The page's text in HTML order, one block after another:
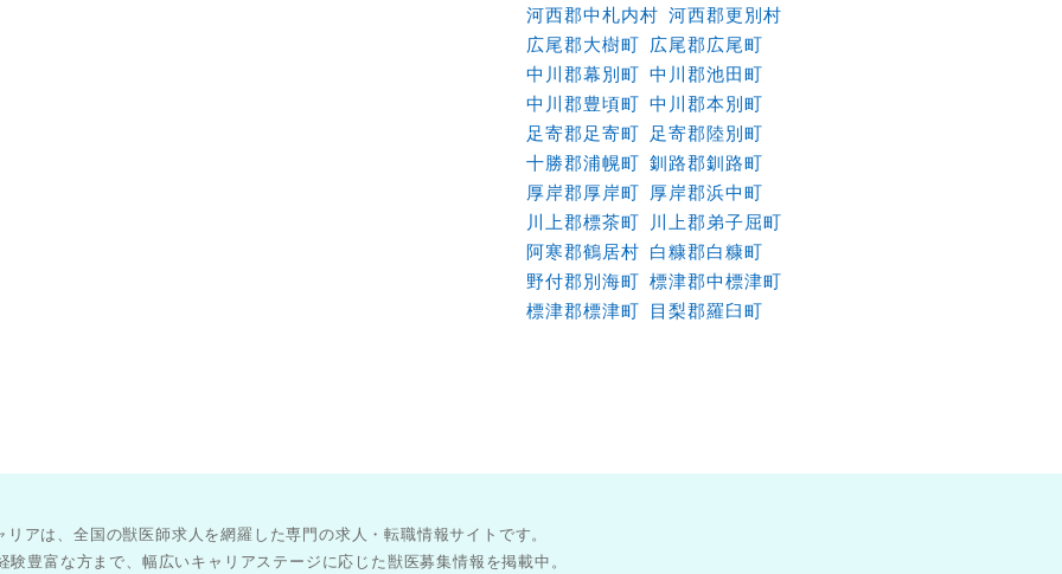
河西郡中札内村 河西郡更別村
広尾郡大樹町 広尾郡広尾町
中川郡幕別町 中川郡池田町
中川郡豊頃町 中川郡本別町
足寄郡足寄町
足寄郡陸別町
十勝郡浦幌町 釧路郡釧路町
厚岸郡厚岸町
厚岸郡浜中町
川上郡標茶町
川上郡弟子屈町
阿寒郡鶴居村 白糠郡白糠町
野付郡別海町 標津郡中標津町
標津郡標津町
目梨郡羅臼町
アは、全国の獣医師求人を網羅した専門の求人・転職情報サイトです。
験豊富な方まで、幅広いキャリアステージに応じた獣医募集情報を掲載中。